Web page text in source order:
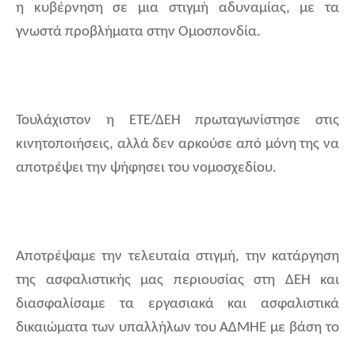
η κυβέρνηση σε μια στιγμή αδυναμίας, με τα
γνωστά προβλήματα στην Ομοσπονδία.
Τουλάχιστον η ΕΤΕ/ΔΕΗ πρωταγωνίστησε στις
κινητοποιήσεις, αλλά δεν αρκούσε από μόνη της να
αποτρέψει την ψήφησει του νομοσχεδίου.
Αποτρέψαμε την τελευταία στιγμή, την κατάργηση
της ασφαλιστικής μας περιουσίας στη ΔΕΗ και
διασφαλίσαμε τα εργασιακά και ασφαλιστικά
δικαιώματα των υπαλλήλων του ΑΔΜΗΕ με βάση το